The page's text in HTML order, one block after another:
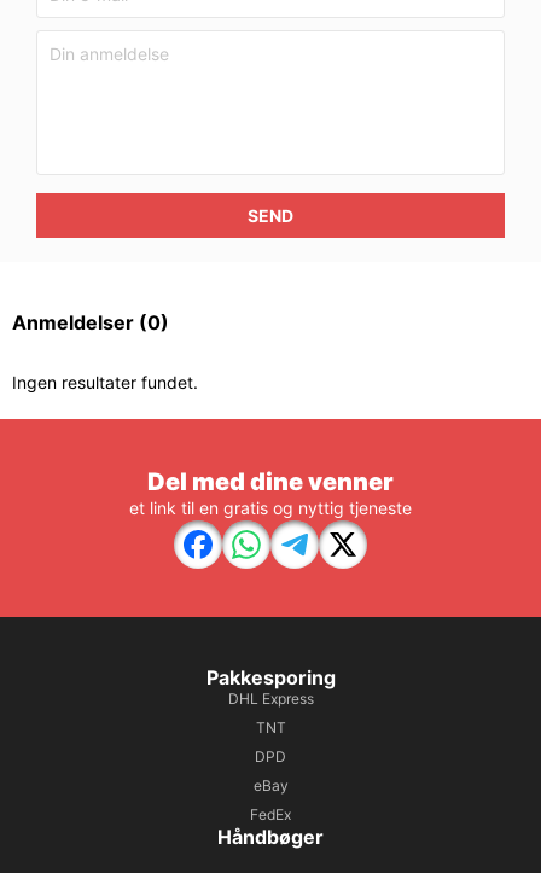
SEND
Anmeldelser (0)
Ingen resultater fundet.
Del med dine venner
et link til en gratis og nyttig tjeneste
Pakkesporing
DHL Express
TNT
DPD
eBay
FedEx
Håndbøger